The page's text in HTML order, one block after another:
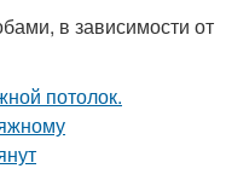
в зависимости от